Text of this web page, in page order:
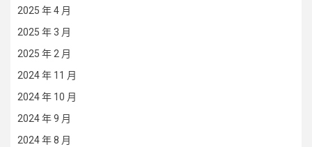
2025 年 4 月
2025 年 3 月
2025 年 2 月
2024 年 11 月
2024 年 10 月
2024 年 9 月
2024 年 8 月